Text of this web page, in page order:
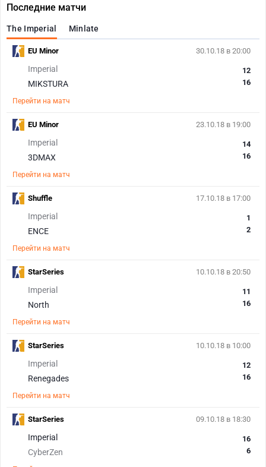
Последние матчи
The Imperial Minlate
30.10.18 в 20:00
Imperial
MIKSTURA
12
16
Перейти на матч
EU Minor
23.10.18 в 19:00
Imperial
3DMAX
14
16
Перейти на матч
EU Minor
17.10.18 в 17:00
Imperial
ENCE
1
2
Перейти на матч
Shuffle
10.10.18 в 20:50
Imperial
North
11
16
Перейти на матч
StarSeries
10.10.18 в 10:00
Imperial
Renegades
12
16
Перейти на матч
StarSeries
09.10.18 в 18:30
Imperial
CyberZen
16
6
StarSeries